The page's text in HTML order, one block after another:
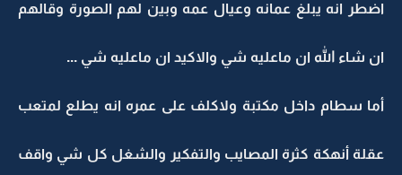
اضطر انه يبلغ عمانه وعيال عمه وبين لهم الصورة وقالهم
ان شاء الله ان ماعليه شي والاكيد ان ماعليه شي ...
أما سطام داخل مكتبة ولاكلف على عمره انه يطلع لمتعب
عقلة أنهكة كثرة المصايب والتفكير والشغل كل شي واقف